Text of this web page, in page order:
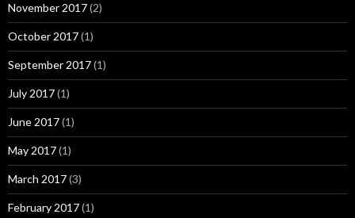
November 2017(2)
October 2017(1)
September 2017(1)
July 2017(1)
June 2017(1)
May 2017(1)
March 2017(3)
February 2017(1)